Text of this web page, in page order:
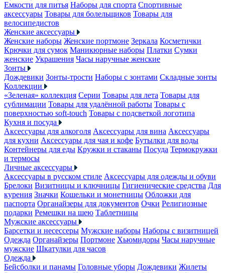
Емкости для питья Наборы для спорта Спортивные
аксессуары Товары для болельщиков Товары для
велосипедистов
Женские аксессуары
Женские наборы Женские портмоне Зеркала Косметички
Крючки для сумок Маникюрные наборы Платки Сумки
женские Украшения Часы наручные женские
Зонты
Дождевики Зонты-трости Наборы с зонтами Складные зонты
Коллекции
«Зеленая» коллекция Серии Товары для лета Товары для
сублимации Товары для удалённой работы Товары с
поверхностью soft-touch Товары с подсветкой логотипа
Кухня и посуда
Аксессуары для алкоголя Аксессуары для вина Аксессуары
для кухни Аксессуары для чая и кофе Бутылки для воды
Контейнеры для еды Кружки и стаканы Посуда Термокружки
и термосы
Личные аксессуары
Аксессуары в русском стиле Аксессуары для одежды и обуви
Брелоки Визитницы и ключницы Гигиенические средства Для
курения Значки Кошельки и монетницы Обложки для
паспорта Органайзеры для документов Очки Религиозные
подарки Ремешки на шею Таблетницы
Мужские аксессуары
Барсетки и несессеры Мужские наборы Наборы с визитницей
Одежда Органайзеры Портмоне Хьюмидоры Часы наручные
мужские Шкатулки для часов
Одежда
Бейсболки и панамы Головные уборы Дождевики Жилеты